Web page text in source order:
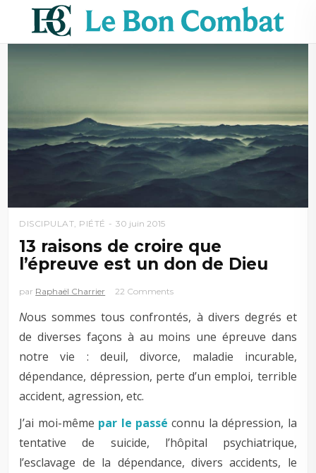
DISCIPULAT PIÉTÉ 30 juin 2015
13 raisons de croire que
l’épreuve est un don de Dieu
par Raphaël Charrier 22 Comments
Nous sommes tous confrontés, à divers degrés et
de diverses façons à au moins une épreuve dans
notre vie : deuil, divorce, maladie incurable,
dépendance, dépression, perte d’un emploi, terrible
accident, agression, etc.
J’ai moi-même par le passé connu la dépression, la
tentative de suicide, l’hôpital psychiatrique,
l’esclavage de la dépendance, divers accidents, le